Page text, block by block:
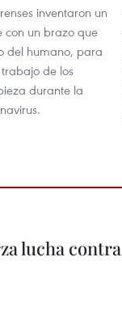
inventaron un
con un brazo que
del humano, para
de los
durante la
lucha contra